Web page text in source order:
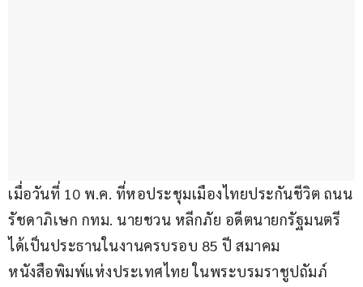
เมื่อวันที่ 10 พ.ค. ที่หอประชุมเมืองไทยประกันชีวิต ถนน
รัชดาภิเษก กทม. นายชวน หลีกภัย อดีตนายกรัฐมนตรี
ได้เป็นประธานในงานครบรอบ 85 ปี สมาคม
หนังสือพิมพ์แห่งประเทศไทย ในพระบรมราชูปถัมภ์